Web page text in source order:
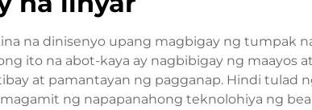
na dinisenyo upang magbigay ng tumpak
ito na abot-kaya ay nagbibigay ng maayos
at pamantayan ng pagganap. Hindi tulad
ng napapanahong teknolohiya ng